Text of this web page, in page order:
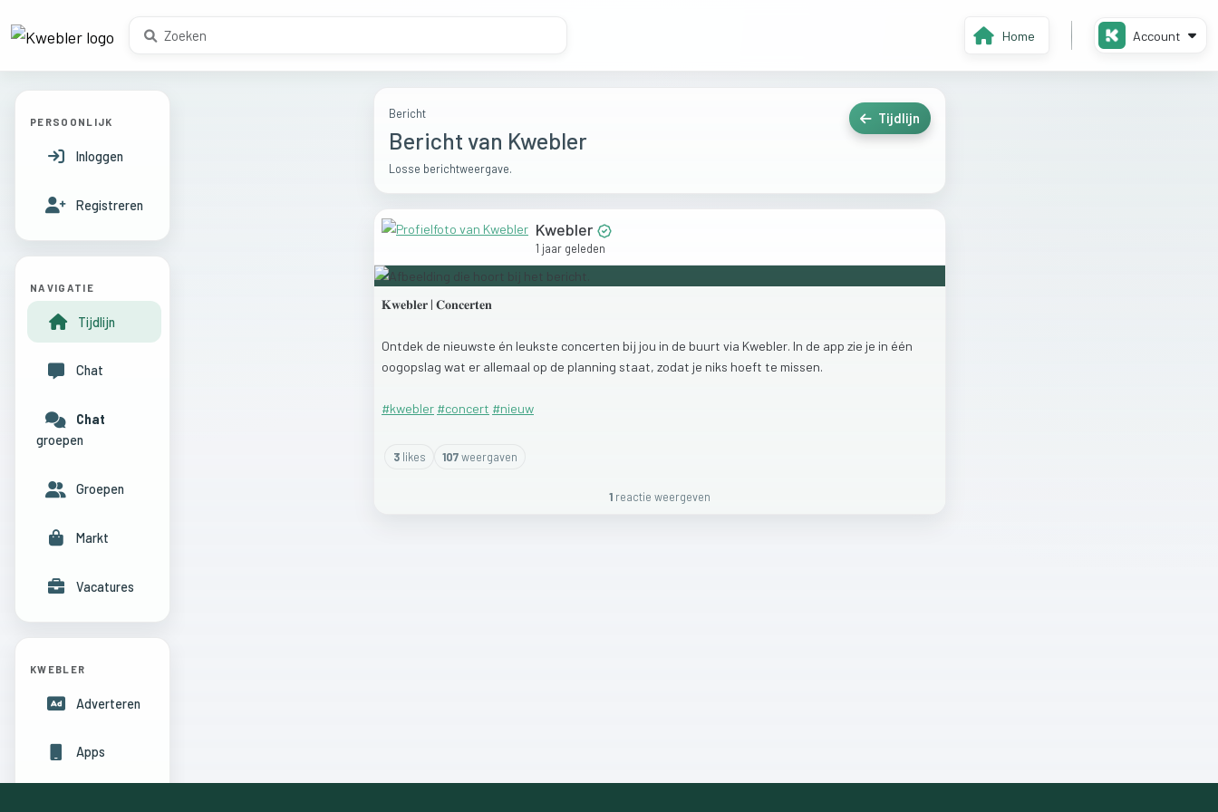
Home Account
Bericht
Bericht van Kwebler
Losse berichtweergave.
Tijdlijn
Kwebler
1 jaar geleden
𝐊𝐰𝐞𝐛𝐥𝐞𝐫 | 𝐂𝐨𝐧𝐜𝐞𝐫𝐭𝐞𝐧
Ontdek de nieuwste én leukste concerten bij jou in de buurt via Kwebler. In de app zie je in één
oogopslag wat er allemaal op de planning staat, zodat je niks hoeft te missen.
#kwebler #concert #nieuw
3likes 107weergaven
1 reactie weergeven
PERSOONLIJK
Inloggen
Registreren
NAVIGATIE
Tijdlijn
Chat
Chat
groepen
Groepen
Markt
Vacatures
KWEBLER
Adverteren
Apps